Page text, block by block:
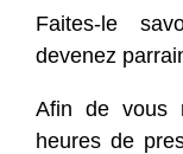
Faites-le
devenez
Afin de vous
heures de